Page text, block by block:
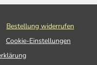
Bestellung widerrufen
Cookie-Einstellungen